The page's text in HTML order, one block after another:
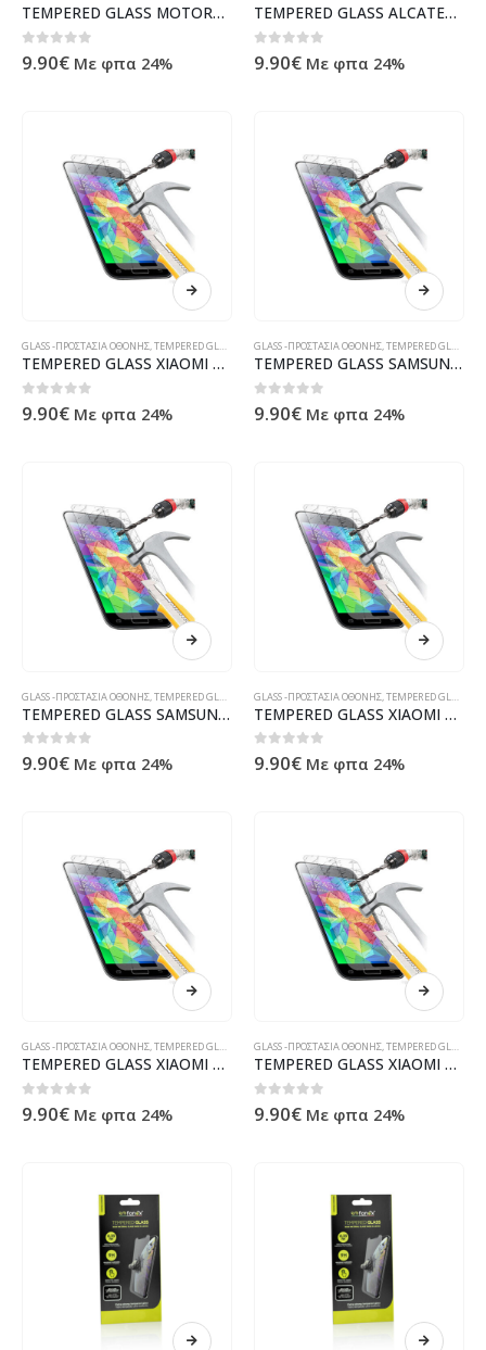
TEMPERED GLASS MOTOROLA MOTO G31
0out of 5
9.90€ Με φπα 24%
TEMPERED GLASS ALCATEL 3X 2019
0out of 5
9.90€ Με φπα 24%
GLASS -ΠΡΟΣΤΑΣΙΑ ΟΘΟΝΗΣ,TEMPERED GLASS
TEMPERED GLASS XIAOMI MI NOTE 10 / NOTE 10 PRO / NOTE 10 LITE
0 out of 5
9.90€ Με φπα 24%
GLASS -ΠΡΟΣΤΑΣΙΑ ΟΘΟΝΗΣ,TEMPERED GLASS
TEMPERED GLASS SAMSUNG A54 5G
0 out of 5
9.90€ Με φπα 24%
GLASS -ΠΡΟΣΤΑΣΙΑ ΟΘΟΝΗΣ TEMPERED GLASS
TEMPERED GLASS SAMSUNG A14 5G
0out of 5
9.90€ Με φπα 24%
GLASS -ΠΡΟΣΤΑΣΙΑ ΟΘΟΝΗΣ TEMPERED GLASS
TEMPERED GLASS XIAOMI POCO X4 GT
0out of 5
9.90€ Με φπα 24%
GLASS -ΠΡΟΣΤΑΣΙΑ ΟΘΟΝΗΣ,TEMPERED GLASS
TEMPERED GLASS XIAOMI POCO M5s
0out of 5
9.90€ Με φπα 24%
GLASS -ΠΡΟΣΤΑΣΙΑ ΟΘΟΝΗΣ,TEMPERED GLASS
TEMPERED GLASS XIAOMI POCO M5
0out of 5
9.90€ Με φπα 24%